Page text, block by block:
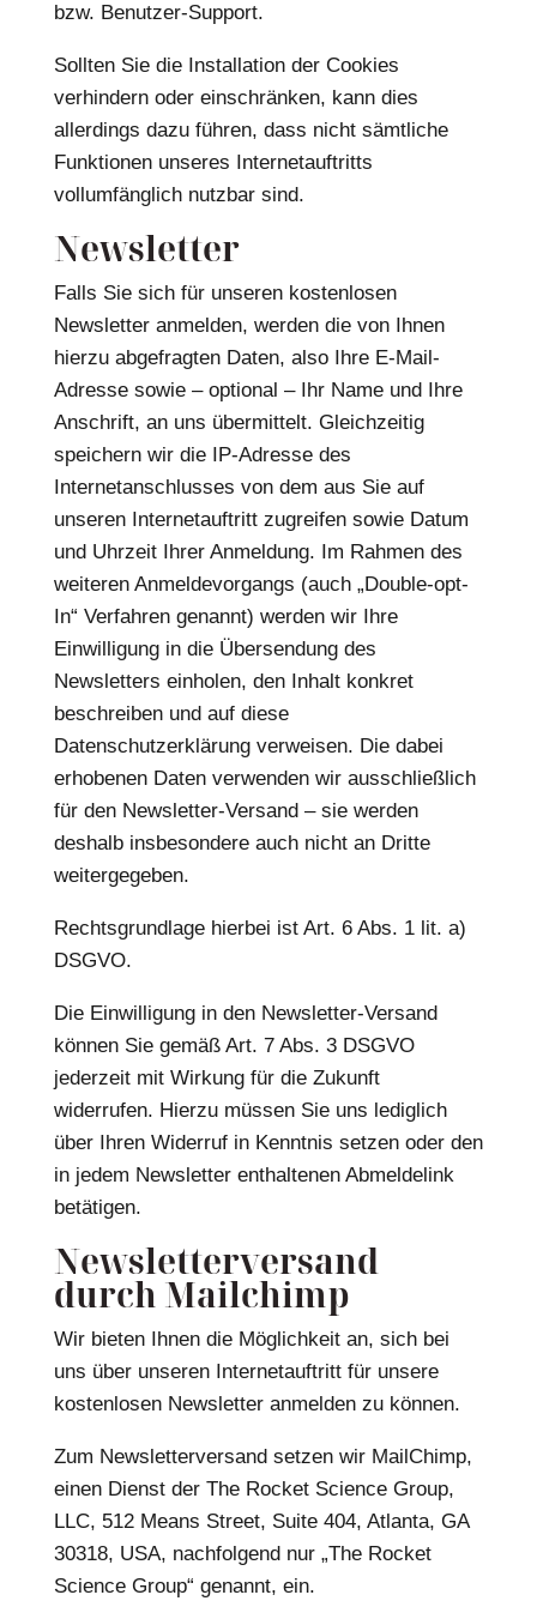
bzw. Benutzer-Support.
Sollten Sie die Installation der Cookies
verhindern oder einschränken, kann dies
allerdings dazu führen, dass nicht sämtliche
Funktionen unseres Internetauftritts
vollumfänglich nutzbar sind.
Newsletter
Falls Sie sich für unseren kostenlosen
Newsletter anmelden, werden die von Ihnen
hierzu abgefragten Daten, also Ihre E-Mail-
Adresse sowie – optional – Ihr Name und Ihre
Anschrift, an uns übermittelt. Gleichzeitig
speichern wir die IP-Adresse des
Internetanschlusses von dem aus Sie auf
unseren Internetauftritt zugreifen sowie Datum
und Uhrzeit Ihrer Anmeldung. Im Rahmen des
weiteren Anmeldevorgangs (auch „Double-opt-
In“ Verfahren genannt) werden wir Ihre
Einwilligung in die Übersendung des
Newsletters einholen, den Inhalt konkret
beschreiben und auf diese
Datenschutzerklärung verweisen. Die dabei
erhobenen Daten verwenden wir ausschließlich
für den Newsletter-Versand – sie werden
deshalb insbesondere auch nicht an Dritte
weitergegeben.
Rechtsgrundlage hierbei ist Art. 6 Abs. 1 lit. a)
DSGVO.
Die Einwilligung in den Newsletter-Versand
können Sie gemäß Art. 7 Abs. 3 DSGVO
jederzeit mit Wirkung für die Zukunft
widerrufen. Hierzu müssen Sie uns lediglich
über Ihren Widerruf in Kenntnis setzen oder den
in jedem Newsletter enthaltenen Abmeldelink
betätigen.
Newsletterversand
durch Mailchimp
Wir bieten Ihnen die Möglichkeit an, sich bei
uns über unseren Internetauftritt für unsere
kostenlosen Newsletter anmelden zu können.
Zum Newsletterversand setzen wir MailChimp,
einen Dienst der The Rocket Science Group,
LLC, 512 Means Street, Suite 404, Atlanta, GA
30318, USA, nachfolgend nur „The Rocket
Science Group“ genannt, ein.